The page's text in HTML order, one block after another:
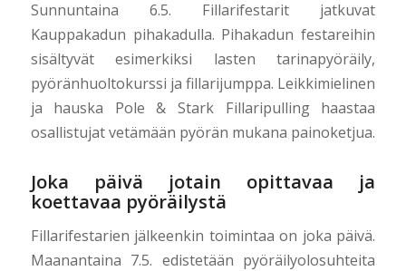
Sunnuntaina 6.5. Fillarifestarit jatkuvat
Kauppakadun pihakadulla. Pihakadun festareihin
sisältyvät esimerkiksi lasten tarinapyöräily,
pyöränhuoltokurssi ja fillarijumppa. Leikkimielinen
ja hauska Pole & Stark Fillaripulling haastaa
osallistujat vetämään pyörän mukana painoketjua.
Joka päivä jotain opittavaa ja
koettavaa pyöräilystä
Fillarifestarien jälkeenkin toimintaa on joka päivä.
Maanantaina 7.5. edistetään pyöräilyolosuhteita